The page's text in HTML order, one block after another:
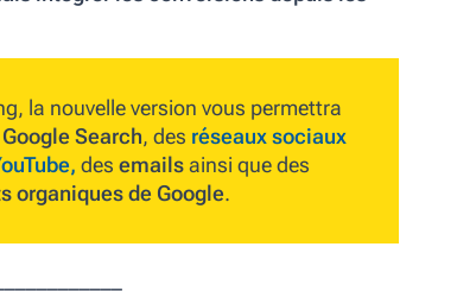
la nouvelle version vous permettra
Google Search, des réseaux sociaux
desemailsainsi que des
organiques de Google.